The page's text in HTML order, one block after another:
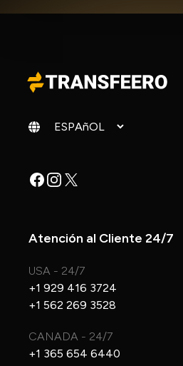
Cambiar idioma
Facebook
Instagram
X
Atención al Cliente 24/7
USA - 24/7
+1 929 416 3724
+1 562 269 3528
CANADA - 24/7
+1 365 654 6440